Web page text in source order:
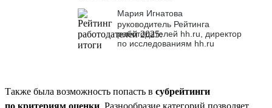
Мария Игнатова
руководитель Рейтинга
работодателей hh.ru, директор
по исследованиям hh.ru
Также была возможность попасть в субрейтинги
по критериям оценки . Разнообразие категорий позволяет